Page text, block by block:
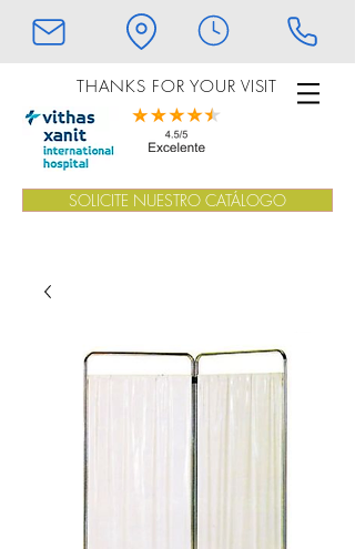
THANKS FOR YOUR VISIT
SOLICITE NUESTRO CATÁLOGO